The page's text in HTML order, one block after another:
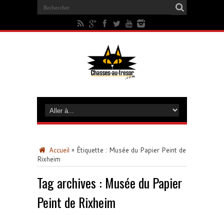
Accueil » Étiquette : Musée du Papier Peint de
Rixheim
Tag archives : Musée du Papier
Peint de Rixheim